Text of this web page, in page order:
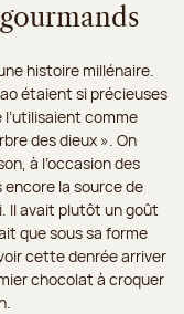
histoire millénaire.
étaient si précieuses
comme
des dieux ». On
à l’occasion des
encore la source de
Il avait plutôt un goût
que sous sa forme
cette denrée arriver
chocolat à croquer